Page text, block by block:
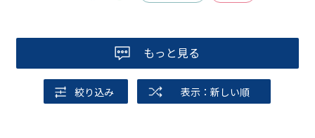
もっと見る
絞り込み 表示：新しい順